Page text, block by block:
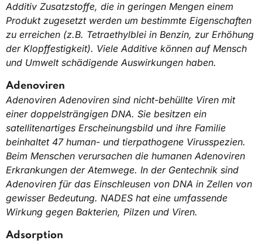
Additiv Zusatzstoffe, die in geringen Mengen einem
Produkt zugesetzt werden um bestimmte Eigenschaften
zu erreichen (z.B. Tetraethylblei in Benzin, zur Erhöhung
der Klopffestigkeit). Viele Additive können auf Mensch
und Umwelt schädigende Auswirkungen haben.
Adenoviren
Adenoviren Adenoviren sind nicht-behüllte Viren mit
einer doppelsträngigen DNA. Sie besitzen ein
satellitenartiges Erscheinungsbild und ihre Familie
beinhaltet 47 human- und tierpathogene Virusspezien.
Beim Menschen verursachen die humanen Adenoviren
Erkrankungen der Atemwege. In der Gentechnik sind
Adenoviren für das Einschleusen von DNA in Zellen von
gewisser Bedeutung. NADES hat eine umfassende
Wirkung gegen Bakterien, Pilzen und Viren.
Adsorption